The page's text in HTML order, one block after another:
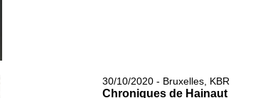
30/10/2020 - Bruxelles, KBR
Chroniques de Hainaut